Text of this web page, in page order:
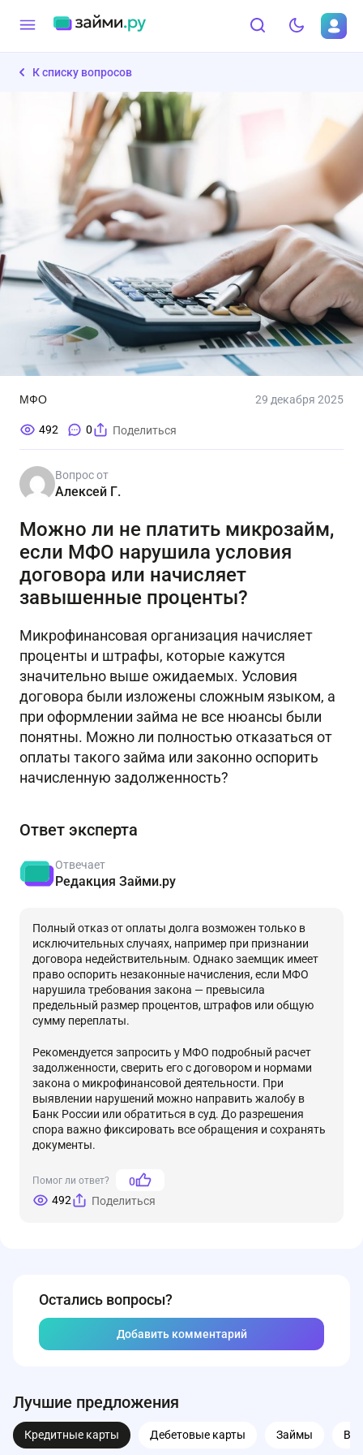
К списку вопросов
МФО 29 декабря 2025
492 0 Поделиться
Вопрос от
Алексей Г.
Можно ли не платить микрозайм,
если МФО нарушила условия
договора или начисляет
завышенные проценты?
Микрофинансовая организация начисляет
проценты и штрафы, которые кажутся
значительно выше ожидаемых. Условия
договора были изложены сложным языком, а
при оформлении займа не все нюансы были
понятны. Можно ли полностью отказаться от
оплаты такого займа или законно оспорить
начисленную задолженность?
Ответ эксперта
Отвечает
Редакция Займи.ру
Полный отказ от оплаты долга возможен только в
исключительных случаях, например при признании
договора недействительным. Однако заемщик имеет
право оспорить незаконные начисления, если МФО
нарушила требования закона — превысила
предельный размер процентов, штрафов или общую
сумму переплаты.
Рекомендуется запросить у МФО подробный расчет
задолженности, сверить его с договором и нормами
закона о микрофинансовой деятельности. При
выявлении нарушений можно направить жалобу в
Банк России или обратиться в суд. До разрешения
спора важно фиксировать все обращения и сохранять
документы.
Помог ли ответ?
0
492
Поделиться
Остались вопросы?
Добавить комментарий
Лучшие предложения
Кредитные карты Дебетовые карты Займы